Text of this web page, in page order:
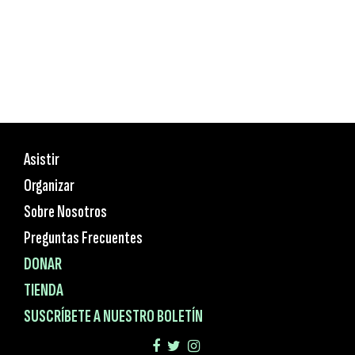
Asistir
Organizar
Sobre Nosotros
Preguntas Frecuentes
DONAR
TIENDA
SUSCRÍBETE A NUESTRO BOLETÍN